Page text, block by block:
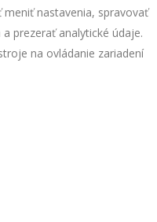
nastavenia, spravovať
prezerať analytické údaje.
na ovládanie zariadení